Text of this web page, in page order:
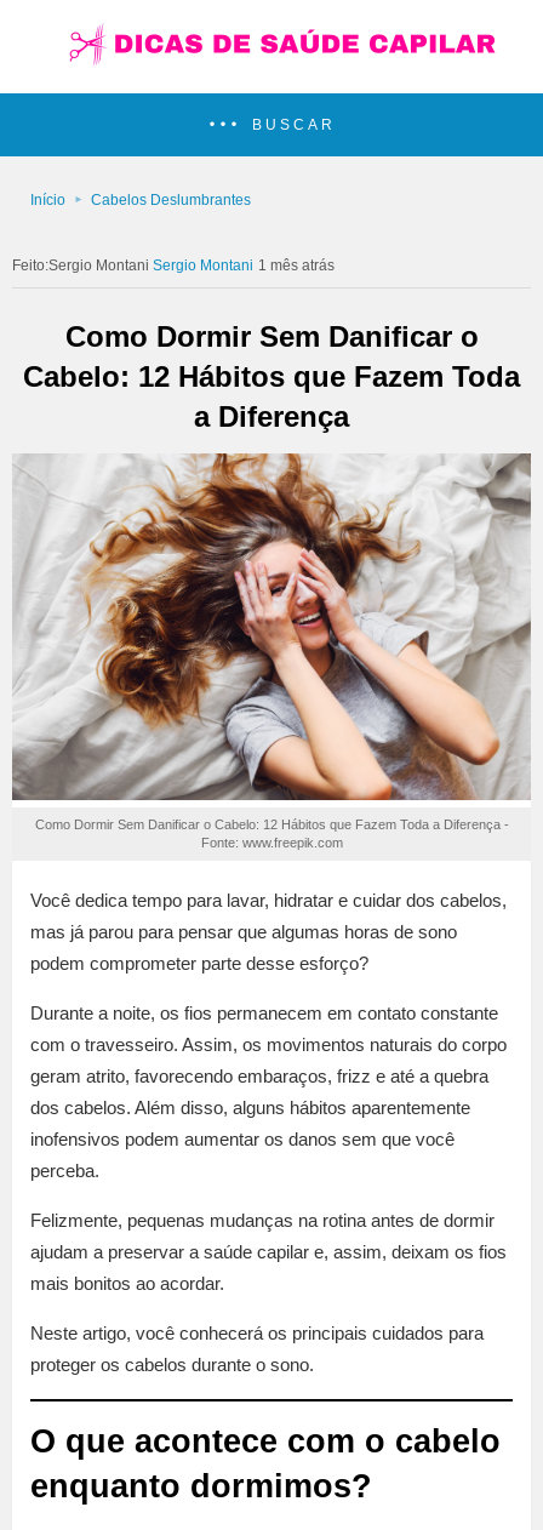
BUSCAR
Início Cabelos Deslumbrantes
Sergio Montani 1 mês atrás
Como Dormir Sem Danificar o
Cabelo: 12 Hábitos que Fazem Toda
a Diferença
Como Dormir Sem Danificar o Cabelo: 12 Hábitos que Fazem Toda a Diferença -
Fonte: www.freepik.com
Você dedica tempo para lavar, hidratar e cuidar dos cabelos,
mas já parou para pensar que algumas horas de sono
podem comprometer parte desse esforço?
Durante a noite, os fios permanecem em contato constante
com o travesseiro. Assim, os movimentos naturais do corpo
geram atrito, favorecendo embaraços, frizz e até a quebra
dos cabelos. Além disso, alguns hábitos aparentemente
inofensivos podem aumentar os danos sem que você
perceba.
Felizmente, pequenas mudanças na rotina antes de dormir
ajudam a preservar a saúde capilar e, assim, deixam os fios
mais bonitos ao acordar.
Neste artigo, você conhecerá os principais cuidados para
proteger os cabelos durante o sono.
O que acontece com o cabelo
enquanto dormimos?